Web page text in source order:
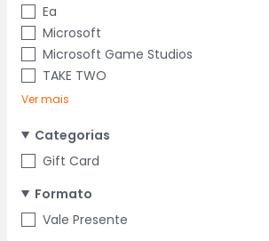
Ea
Microsoft
Microsoft Game Studios
TAKE TWO
Ver mais
Categorias
Gift Card
Formato
Vale Presente